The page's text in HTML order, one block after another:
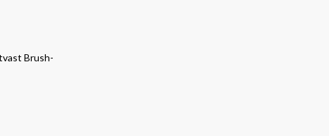
Brush-